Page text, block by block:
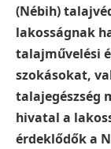
(Nébih)
lakosságnak
talajművelési
szokásokat,
talajegészség
hivatal a
érdeklődők a